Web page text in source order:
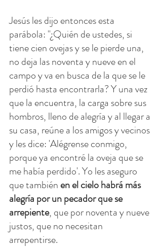
Jesús les dijo entonces esta
parábola: "¿Quién de ustedes, si
tiene cien ovejas y se le pierde una,
no deja las noventa y nueve en el
campo y va en busca de la que se le
perdió hasta encontrarla? Y una vez
que la encuentra, la carga sobre sus
hombros, lleno de alegría y al llegar a
su casa, reúne a los amigos y vecinos
y les dice: 'Alégrense conmigo,
porque ya encontré la oveja que se
me había perdido'. Yo les aseguro
que también en el cielo habrá más
alegría por un pecador que se
arrepiente, que por noventa y nueve
justos, que no necesitan
arrepentirse.